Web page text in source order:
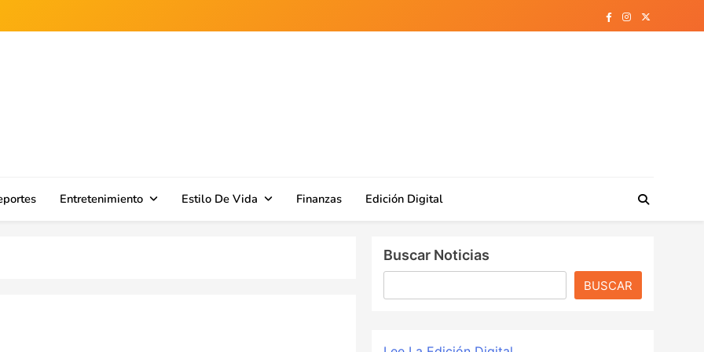
Entretenimiento Estilo De Vida Finanzas Edición Digital
Buscar Noticias
BUSCAR